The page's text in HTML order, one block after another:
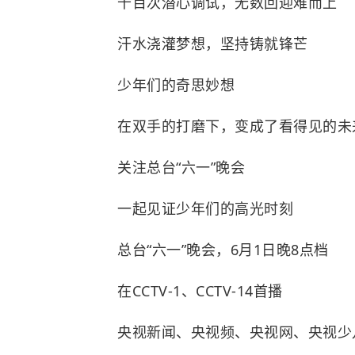
汗水浇灌梦想，坚持铸就锋芒
少年们的奇思妙想
在双手的打磨下，变成了看得见的
关注总台“六一”晚会
一起见证少年们的高光时刻
总台“六一”晚会，6月1日晚8点档
在CCTV-1、CCTV-14首播
央视新闻、央视频、央视网、央视